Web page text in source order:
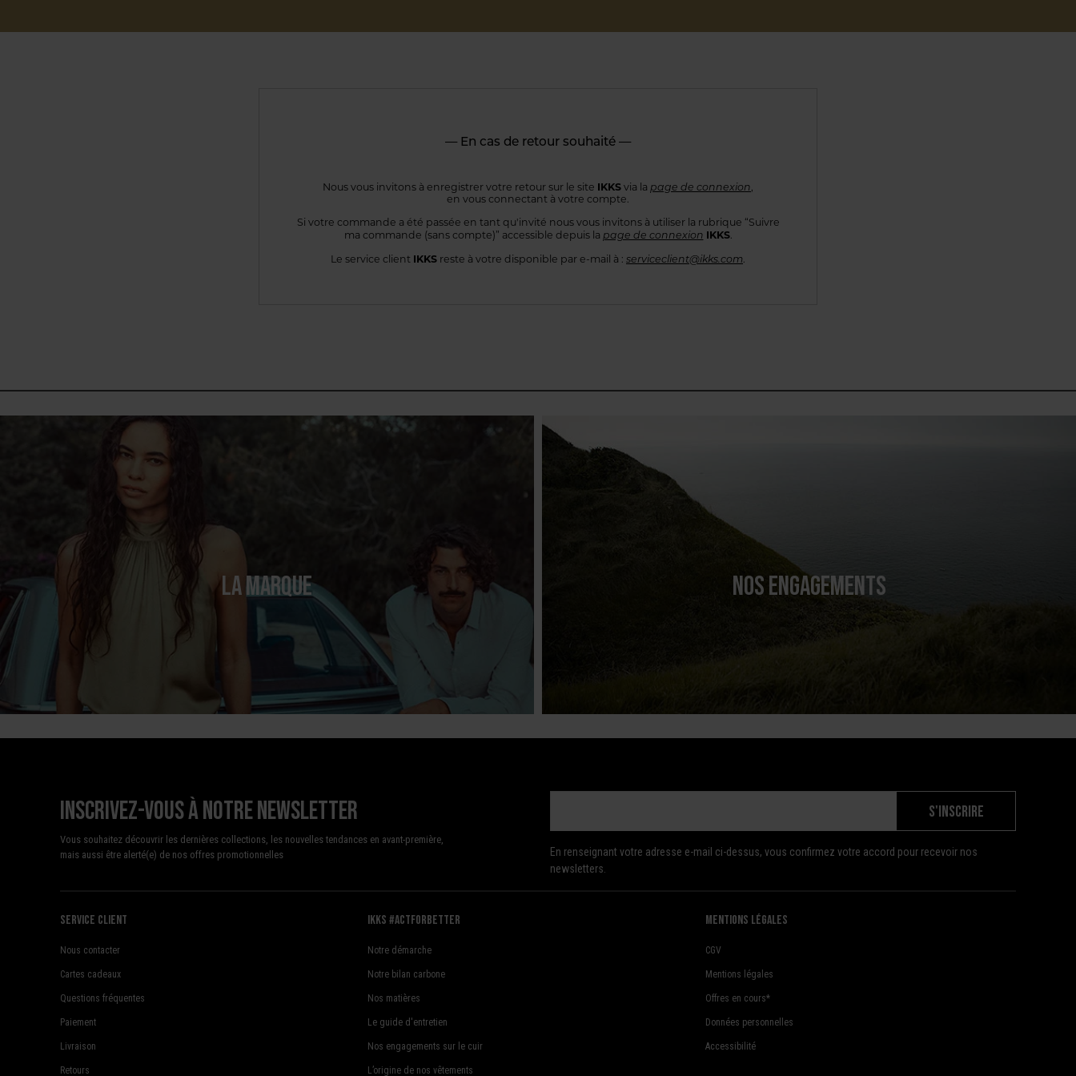
— En cas de retour souhaité —
Nous vous invitons à enregistrer votre retour sur le site IKKSvia la page de connexion
en vous connectant à votre compte.
Si votre commande a été passée en tant qu'invité nous vous invitons à utiliserla rubrique “Suivre
ma commande (sans compte)” accessible depuis la page de connexion IKKS.
Le service client IKKS reste à votre disponible par e-mail à : serviceclient@ikks.com
LA MARQUE NOS ENGAGEMENTS
Inscrivez-vous à notre newsletter
Vous souhaitez découvrir les dernières collections, les nouvelles tendances en avant-première,
mais aussi être alerté(e) de nos offres promotionnelles
S'INSCRIRE
En renseignant votre adresse e-mail ci-dessus, vous confirmez votre accord pour recevoir nos
newsletters.
Service client
Nous contacter
Cartes cadeaux
Questions fréquentes
Paiement
Livraison
Retours
Ikks #actforbetter
Notre démarche
Notre bilan carbone
Nos matières
Le guide d'entretien
Nos engagements sur le cuir
L’origine de nos vêtements
mentions légales
CGV
Mentions légales
Offres en cours*
Données personnelles
Accessibilité